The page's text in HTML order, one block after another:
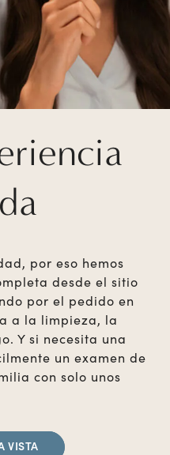
por eso hemos
desde el sitio
por el pedido en
a la limpieza, la
Y si necesita una
un examen de
con solo unos
VISTA